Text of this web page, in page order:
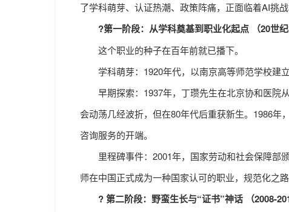
了学科萌芽、认证热潮、政策阵痛，正面临着AI挑战
?第一阶段：从学科奠基到职业化起点 （20世纪
这个职业的种子在百年前就已播下。
学科萌芽：1920年代，以南京高等师范学校建立
早期探索：1937年，丁瓒先生在北京协和医院
会动荡几经波折，但在80年代后重获新生。1986
咨询服务的开端。
里程碑事件：2001年，国家劳动和社会保障部
师在中国正式成为一种国家认可的职业，规范化之路
? 第二阶段：野蛮生长与“证书”神话 （2008-